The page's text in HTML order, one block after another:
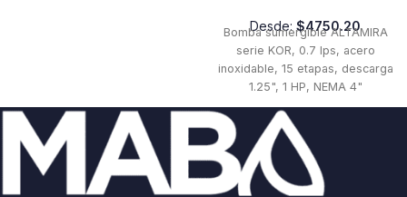
Desde: $4750.20
Bomba sumergible ALTAMIRA
serie KOR, 0.7 lps, acero
inoxidable, 15 etapas, descarga
1.25", 1 HP, NEMA 4"